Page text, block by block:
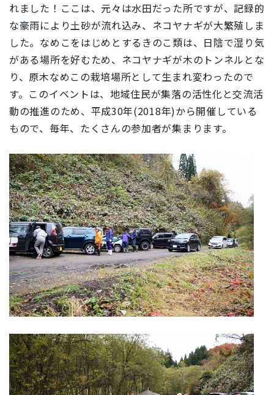
れました！ここは、元々は水田だった所ですが、記録的
な豪雨により土砂が流れ込み、ネコヤナギが大繁殖しま
した。なめこをはじめとするきのこ類は、日陰で湿り気
がある場所を好むため、ネコヤナギが木のトンネルとな
り、原木なめこの栽培場所として生まれ変わったので
す。このイベントは、地域住民が集落の活性化と交流活
動の推進のため、平成30年(2018年)から開催している
もので、毎年、たくさんの参加者が集まります。